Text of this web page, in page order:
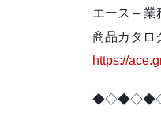
エース – 業
商品カタロ
https://